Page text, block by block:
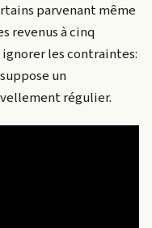
parvenant même
revenus à cinq
les contraintes:
un
régulier.